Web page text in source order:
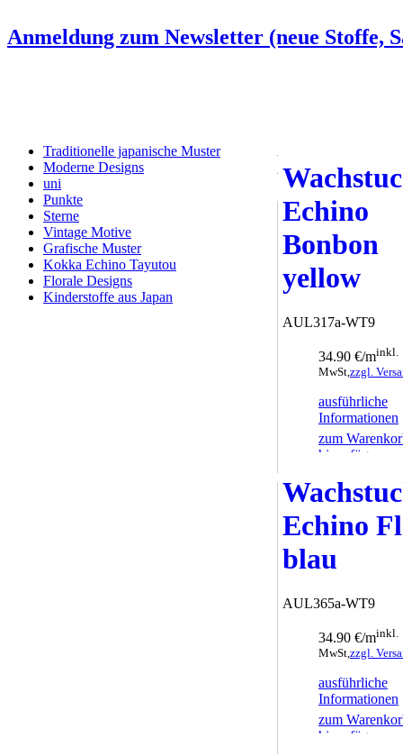
Anmeldung zum Newsletter (neue Stoffe,
Traditionelle japanische Muster
Moderne Designs
uni
Punkte
Sterne
Vintage Motive
Grafische Muster
Kokka Echino Tayutou
Florale Designs
Kinderstoffe aus Japan
Kokka
Echino
Bonbon
yellow
AUL317a-WT9
34.90 €/minkl.
MwSt, zzgl.
ausführliche
Informationen
zum
hinzufügen
Echino
blau
AUL365a-WT9
34.90 €/minkl.
MwSt, zzgl.
ausführliche
Informationen
zum
hinzufügen